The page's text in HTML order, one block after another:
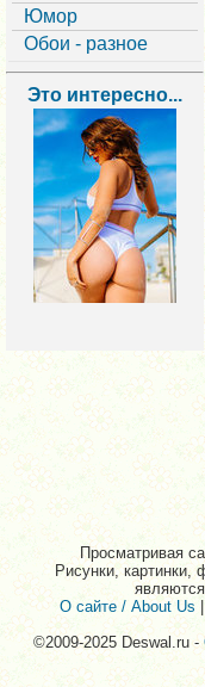
Юмор
Обои - разное
Это интересно...
Просматривая
Рисунки,
О сайте / About Us
©2009-2025 Deswal.ru -